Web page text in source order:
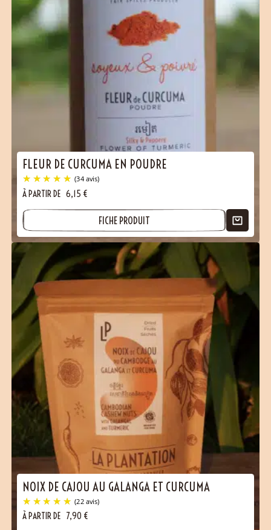
(30 avis)
FLEUR DE CURCUMA EN POUDRE
À PARTIR DE 6,15 €
FICHE PRODUIT
NOIX DE CAJOU AU GALANGA ET CURCUMA
À PARTIR DE 7,90 €